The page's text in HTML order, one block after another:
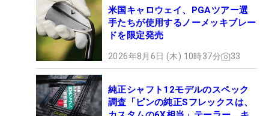
米国キャロウェイ、PGAツアー選
手たちが使用するノーメッキブレー
ドを限定発売
2026年8月6日 (木) 10時37分 33
純正シャフト12モデルのスペック
調査「ピンの純正Sフレックスは、